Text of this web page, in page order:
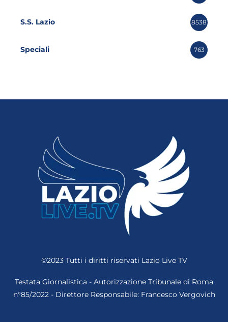
S.S. Lazio 8538
Speciali 763
©2023 Tutti i diritti riservati Lazio Live TV
Testata Giornalistica - Autorizzazione Tribunale di Roma
n°85/2022 - Direttore Responsabile: Francesco Vergovich